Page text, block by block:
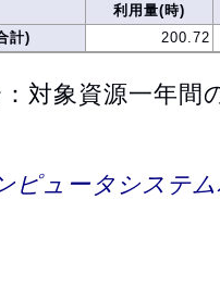
利用量(時)
計)
200.72
対象資源一年間
ピュータシステ